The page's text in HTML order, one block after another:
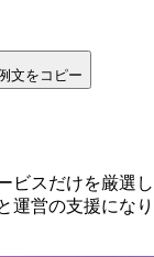
文をコピー
ビスだけを厳選
運営の支援になり